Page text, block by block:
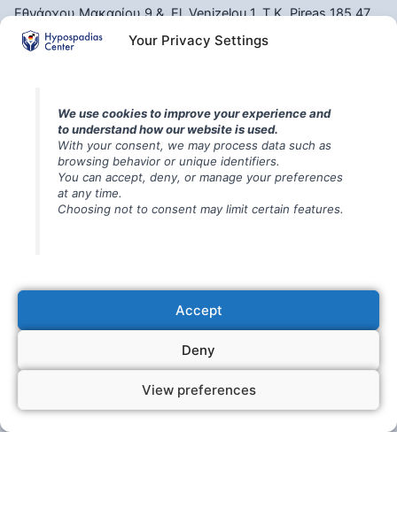
Your Privacy Settings
We use cookies to improve your experience and
to understand how our website is used.
With your consent, we may process data such as
browsing behavior or unique identifiers.
You can accept, deny, or manage your preferences
at any time.
Choosing not to consent may limit certain features.
Accept
Deny
View preferences
Εθνάρχου Μακαρίου 9 &, El. Venizelou 1, Τ.Κ, Pireas 185 47,
Greece
Συχνές ερωτήσεις – Διάγνωση, αξιολόγηση και γενικές
πληροφορίες
Συχνές ερωτήσεις – Προετοιμασία για το χειρουργείο και
Συχνές ερωτήσεις – Χειρουργικές τεχνικές και διαδικασίες
https://www.hypospadias.net/en